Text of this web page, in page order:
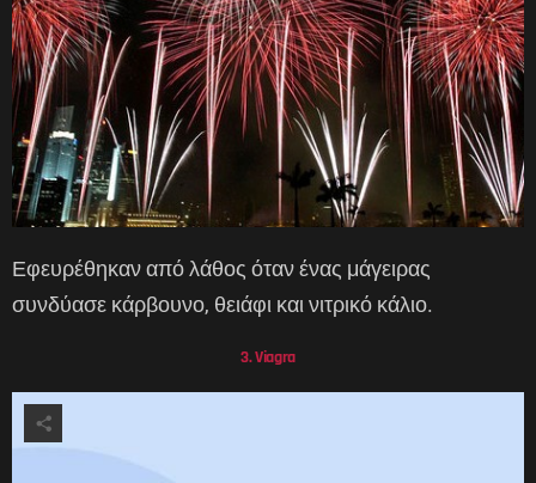
Εφευρέθηκαν από λάθος όταν ένας μάγειρας
συνδύασε κάρβουνο, θειάφι και νιτρικό κάλιο.
3. Viagra